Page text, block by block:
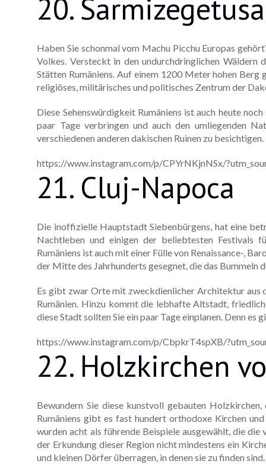
20.
Haben Sie schonmal vom Machu Picchu Europas
Volkes. Versteckt in den undurchdringlichen Wäldern
Stätten Rumäniens. Auf einem 1200 Meter hohen
religiöses, militärisches und politisches Zentrum der
Diese Sehenswürdigkeit Rumäniens ist auch heute
paar Tage verbringen und auch den umliegenden
verschiedenen anderen dakischen Ruinen zu besichtigen.
https://www.instagram.com/p/CPYrNKjnNSx/
21. Cluj-Napoca
Die inoffizielle Hauptstadt Siebenbürgens, hat eine
Nachtleben und einigen der beliebtesten Festivals
Rumäniens ist auch mit einer Fülle von Renaissance-,
der Mitte des Jahrhunderts gesegnet, die das
Es gibt zwar Orte mit zweckdienlicher Architektur aus
Rumänien. Hinzu kommt die lebhafte Altstadt,
diese Stadt sollten Sie ein paar Tage einplanen. Denn
https://www.instagram.com/p/CbpkrT4spXB/
22. Holzkirchen
Bewundern Sie diese kunstvoll gebauten
Rumäniens gibt es fast hundert orthodoxe Kirchen
wurden acht als führende Beispiele ausgewählt, die
der Erkundung dieser Region nicht mindestens ein
und kleinen Dörfer überragen, in denen sie zu finden sind.